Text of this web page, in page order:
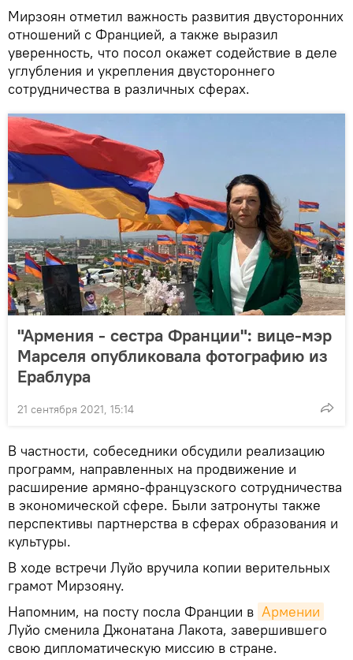
Мирзоян отметил важность развития двусторонних
отношений с Францией, а также выразил
уверенность, что посол окажет содействие в деле
углубления и укрепления двустороннего
сотрудничества в различных сферах.
"Армения - сестра Франции": вице-мэр
Марселя опубликовала фотографию из
Ераблура
21 сентября 2021, 15:14
В частности, собеседники обсудили реализацию
программ, направленных на продвижение и
расширение армяно-французского сотрудничества
в экономической сфере. Были затронуты также
перспективы партнерства в сферах образования и
культуры.
В ходе встречи Луйо вручила копии верительных
грамот Мирзояну.
Напомним, на посту посла Франции в Армении
Луйо сменила Джонатана Лакота, завершившего
свою дипломатическую миссию в стране.